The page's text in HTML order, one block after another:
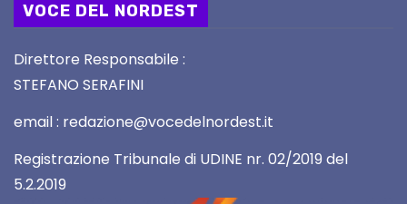
VOCE DEL NORDEST
Direttore Responsabile :
STEFANO SERAFINI
email : redazione@vocedelnordest.it
Registrazione Tribunale di UDINE nr. 02/2019 del
5.2.2019